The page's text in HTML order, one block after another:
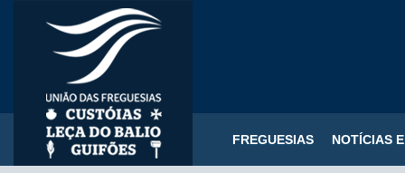
FREGUESIAS NOTÍCIAS